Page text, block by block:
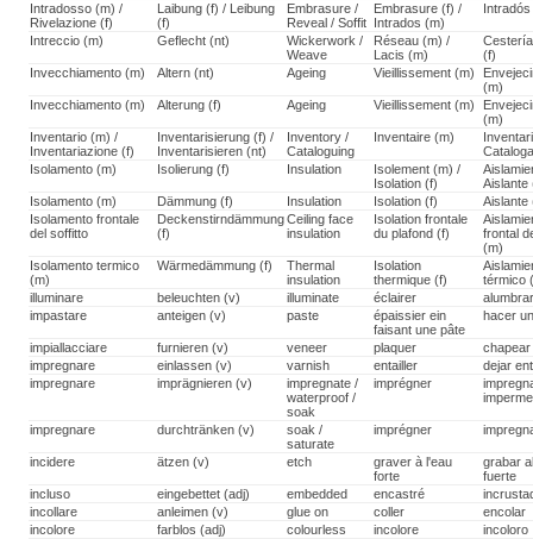
Intradosso (m) /
Rivelazione (f)
Laibung (f) / Leibung
(f)
Embrasure /
Reveal / Soffit
Embrasure (f) /
Intrados (m)
Intreccio (m) Geflecht (nt)
Wickerwork /
Weave
Réseau (m) /
Lacis (m)
(f)
Invecchiamento (m)
Altern (nt) Ageing Vieillissement (m)
(m)
Invecchiamento (m)
Alterung (f) Ageing Vieillissement (m)
(m)
Inventario (m) /
Inventariazione (f)
Inventarisierung (f) /
Inventarisieren (nt)
Inventory /
Cataloguing
Inventaire (m)
Isolamento (m)
Isolierung (f) Insulation
Isolement (m) /
Isolation (f)
Aislante
Isolamento (m)
Dämmung (f) Insulation Isolation (f)
Aislante
Isolamento frontale
del soffitto
Deckenstirndämmung
(f)
Ceiling face
insulation
Isolation frontale
du plafond (f)
frontal
(m)
Isolamento termico
(m)
Wärmedämmung (f)
Thermal
insulation
Isolation
thermique (f)
térmico
illuminare
beleuchten (v) illuminate éclairer
impastare
anteigen (v) paste
épaissier ein
faisant une pâte
hacer
impiallacciare furnieren (v) veneer plaquer
chapear
impregnare
einlassen (v) varnish entailler
dejar
impregnare
imprägnieren (v)
impregnate /
waterproof /
soak
imprégner
impregnare durchtränken (v)
soak /
saturate
imprégner
incidere ätzen (v) etch
graver à l'eau
forte
grabar
fuerte
incluso
eingebettet (adj) embedded encastré
incollare
anleimen (v) glue on coller
encolar
incolore
farblos (adj) colourless incolore
incoloro